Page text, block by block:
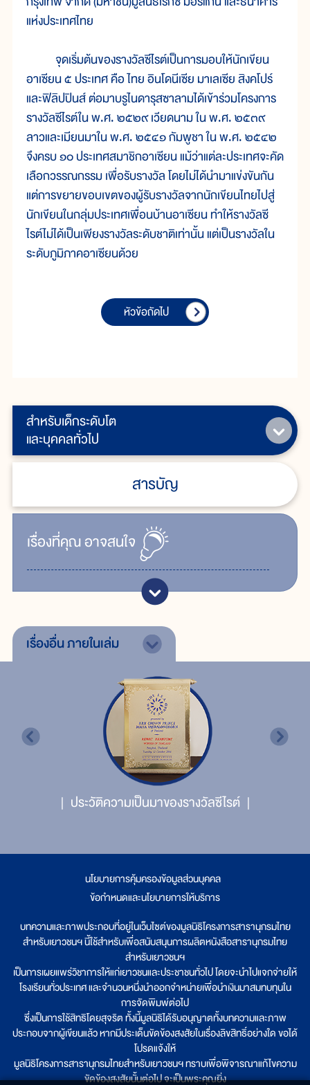
สำหรับเด็กระดับโต
และบุคคลทั่วไป
สารบัญ
เรื่ิองที่คุณอาจสนใจ
แห่งประเทศไทย
จุดเริ่มต้นของรางวัลซีไรต์เป็นการมอบให้นักเขียน
อาเซียน ๕ ประเทศ คือ ไทย อินโดนีเซีย มาเลเซีย สิงคโปร์
และฟิลิปปินส์ ต่อมาบรูไนดารุสซาลามได้เข้าร่วมโครงการ
รางวัลซีไรต์ใน พ.ศ. ๒๕๒๙ เวียดนาม ใน พ.ศ. ๒๕๓๙
ลาวและเมียนมาใน พ.ศ. ๒๕๔๑ กัมพูชา ใน พ.ศ. ๒๕๔๒
จึงครบ ๑๐ ประเทศสมาชิกอาเซียน แม้ว่าแต่ละประเทศจะคัด
เลือกวรรณกรรม เพื่อรับรางวัล โดยไม่ได้นำมาแข่งขันกัน
แต่การขยายขอบเขตของผู้รับรางวัลจากนักเขียนไทยไปสู่
นักเขียนในกลุ่มประเทศเพื่อนบ้านอาเซียน ทำให้รางวัลซี
ไรต์ไม่ได้เป็นเพียงรางวัลระดับชาติเท่านั้น แต่เป็นรางวัลใน
ระดับภูมิภาคอาเซียนด้วย
หัวข้อถัดไป
เรื่องอื่นภายในเล่ม
ประวัติความเป็นมาของรางวัลซีไรต์
นโยบายการคุ้มครองข้อมูลส่วนบุคคล
ข้อกำหนดและนโยบายการให้บริการ
บทความและภาพประกอบที่อยู่ในเว็บไซต์ของมูลนิธิโครงการสารานุกรมไทย
สำหรับเยาวชนฯ นี้ใช้สำหรับเพื่อสนับสนุนการผลิตหนังสือสารานุกรมไทย
สำหรับเยาวชนฯ
เป็นการเผยแพร่วิชาการให้แก่เยาวชนและประชาชนทั่วไป โดยจะนำไปแจกจ่ายให้
โรงเรียนทั่วประเทศ และจำนวนหนึ่งนำออกจำหน่ายเพื่อนำเงินมาสมทบทุนใน
การจัดพิมพ์ต่อไป
ซึ่งเป็นการใช้สิทธิโดยสุจริต ทั้งนี้มูลนิธิได้รับอนุญาตทั้งบทความและภาพ
ประกอบจากผู้เขียนแล้ว หากมีประเด็นขัดข้องสงสัยในเรื่องลิขสิทธิ์อย่างใด ขอได้
โปรดแจ้งให้
มูลนิธิโครงการสารานุกรมไทยสำหรับเยาวชนฯ ทราบเพื่อพิจารณาแก้ไขความ
ขัดข้องสงสัยนั้นต่อไป จะเป็นพระคุณยิ่ง